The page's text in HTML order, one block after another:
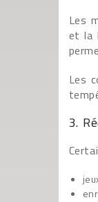
Les
et la
Les
3.